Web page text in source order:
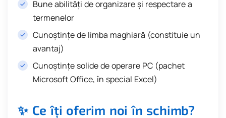
Bune abilități de organizare și respectare a
termenelor
Cunoștințe de limba maghiară (constituie un
avantaj)
Cunoștințe solide de operare PC (pachet
Microsoft Office, în special Excel)
✨ Ce îți oferim noi în schimb?